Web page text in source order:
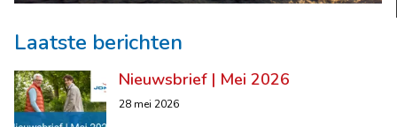
Laatste berichten
Nieuwsbrief | Mei 2026
28 mei 2026